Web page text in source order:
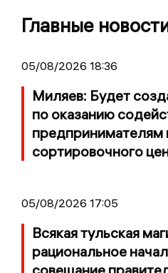
Главные
05/08/2026 18:36
Миляев: Будет
по оказанию
предпринимателям
сортировочного
05/08/2026 17:05
Всякая тульская
рациональное